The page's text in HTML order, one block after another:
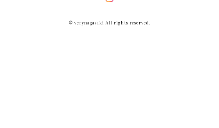
© verynagasaki All rights reserved.